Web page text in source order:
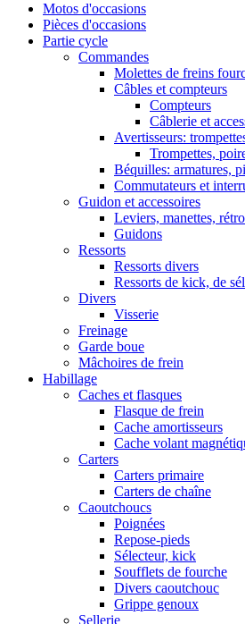
Motos d'occasions
Pièces d'occasions
Partie cycle
Commandes
Molettes de freins
Câbles et compteurs
Compteurs
Câblerie et
Avertisseurs:
Trompettes,
Béquilles: armatures,
Commutateurs et
Guidon et accessoires
Leviers, manettes,
Guidons
Ressorts
Ressorts divers
Ressorts de kick, de
Divers
Visserie
Freinage
Garde boue
Mâchoires de frein
Habillage
Caches et flasques
Flasque de frein
Cache amortisseurs
Cache volant
Carters
Carters primaire
Carters de chaîne
Caoutchoucs
Poignées
Repose-pieds
Sélecteur, kick
Soufflets de fourche
Divers caoutchouc
Grippe genoux
Sellerie